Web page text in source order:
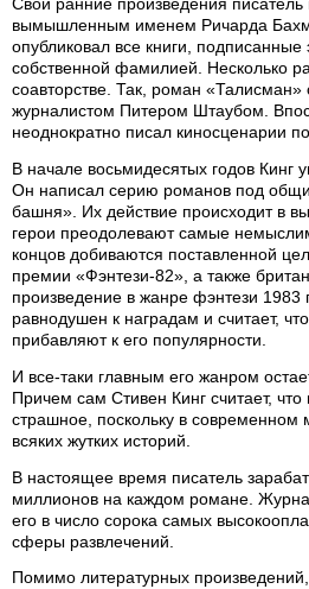
вымышленным именем Ричарда
опубликовал все книги,
собственной фамилией. Несколько
соавторстве. Так, роман «Талисман»
журналистом Питером Штаубом.
неоднократно писал киносценарии
В начале восьмидесятых годов Кинг
Он написал серию романов под
башня». Их действие происходит в
герои преодолевают самые
концов добиваются поставленной
премии «Фэнтези-82», а также
произведение в жанре фэнтези 1983
равнодушен к наградам и считает,
прибавляют к его популярности.
И все-таки главным его жанром
Причем сам Стивен Кинг считает,
страшное, поскольку в современном
всяких жутких историй.
В настоящее время писатель
миллионов на каждом романе.
его в число сорока самых
сферы развлечений.
Помимо литературных